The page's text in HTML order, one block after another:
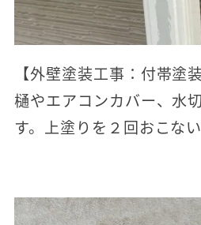
【外壁塗装工事：付帯塗
樋やエアコンカバー、水
す。上塗りを２回おこない